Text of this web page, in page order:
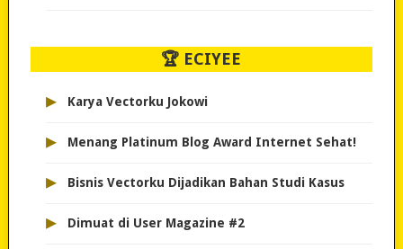
🏆 ECIYEE
▸ Karya Vectorku Jokowi
▸ Menang Platinum Blog Award Internet Sehat!
▸ Bisnis Vectorku Dijadikan Bahan Studi Kasus
▸ Dimuat di User Magazine #2